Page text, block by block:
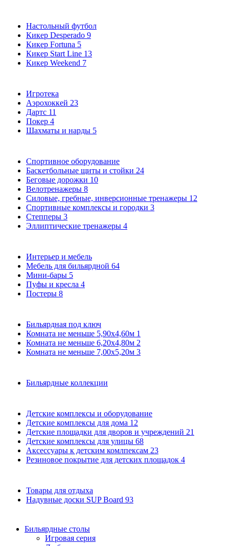
Настольный футбол
Кикер Desperado 9
Кикер Fortuna 5
Кикер Start Line 13
Кикер Weekend 7
Игротека
Аэрохоккей 23
Дартс 11
Покер 4
Шахматы и нарды 5
Спортивное оборудование
Баскетбольные щиты и стойки 24
Беговые дорожки 10
Велотренажеры 8
Силовые, гребные, инверсионные тренажеры 12
Спортивные комплексы и городки 3
Степперы 3
Эллиптические тренажеры 4
Интерьер и мебель
Мебель для бильярдной 64
Мини-бары 5
Пуфы и кресла 4
Постеры 8
Бильярдная под ключ
Комната не меньше 5,90х4,60м 1
Комната не меньше 6,20х4,80м 2
Комната не меньше 7,00х5,20м 3
Бильярдные коллекции
Детские комплексы и оборудование
Детские комплексы для дома 12
Детские площадки для дворов и учреждений 21
Детские комплексы для улицы 68
Аксессуары к детским комлпексам 23
Резиновое покрытие для детских площадок 4
Товары для отдыха
Надувные доски SUP Board 93
Бильярдные столы
Игровая серия